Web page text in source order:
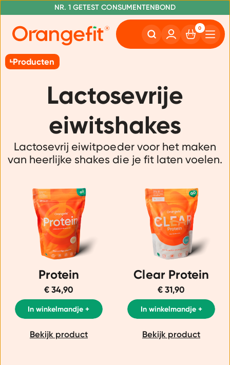
NR. 1 GETEST CONSUMENTENBOND
VOOR 20:00 UUR BESTELD, MORGEN IN HUIS
GRATIS VERZENDING VANAF €50
0
Producten
Lactosevrije
eiwitshakes
Lactosevrij eiwitpoeder voor het maken
van heerlijke shakes die je fit laten voelen.
Protein
€ 34,90
In winkelmandje +
Bekijk product
Clear Protein
€ 31,90
In winkelmandje +
Bekijk product